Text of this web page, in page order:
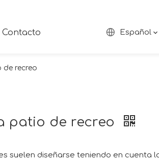
Contacto Español
recreo
patio de recreo
suelen diseñarse teniendo en cuenta